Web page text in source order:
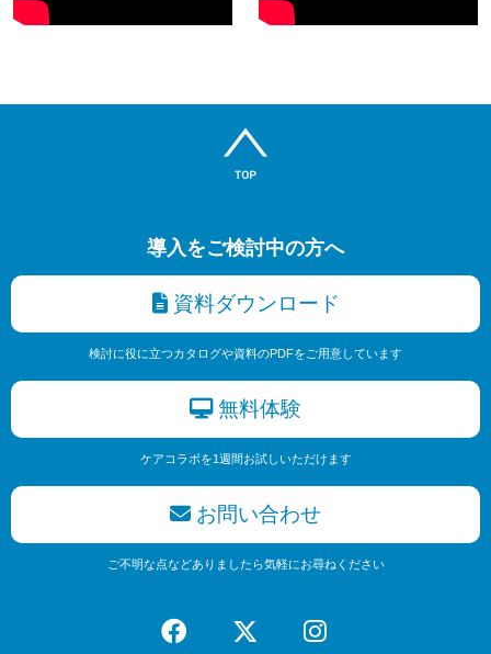
導入をご検討中の方へ
資料ダウンロード
検討に役に立つカタログや資料のPDFをご用意しています
無料体験
ケアコラボを1週間お試しいただけます
お問い合わせ
ご不明な点などありましたら気軽にお尋ねください